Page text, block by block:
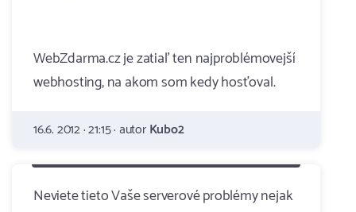
WebZdarma.cz je zatiaľ ten najproblémovejší
webhosting, na akom som kedy hosťoval.
16.6. 2012 · 21:15 · autorKubo2
Neviete tieto Vaše serverové problémy nejak